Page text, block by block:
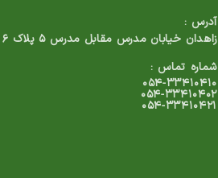
آدرس :
زاهدان خیابان مدرس مقابل مدرس ۵ پلاک ۶
شماره تماس :
۰۵۴-۳۳۴۱۰۴۱۰
۰۵۴-۳۳۴۱۰۴۰۲
۰۵۴-۳۳۴۱۰۴۲۱